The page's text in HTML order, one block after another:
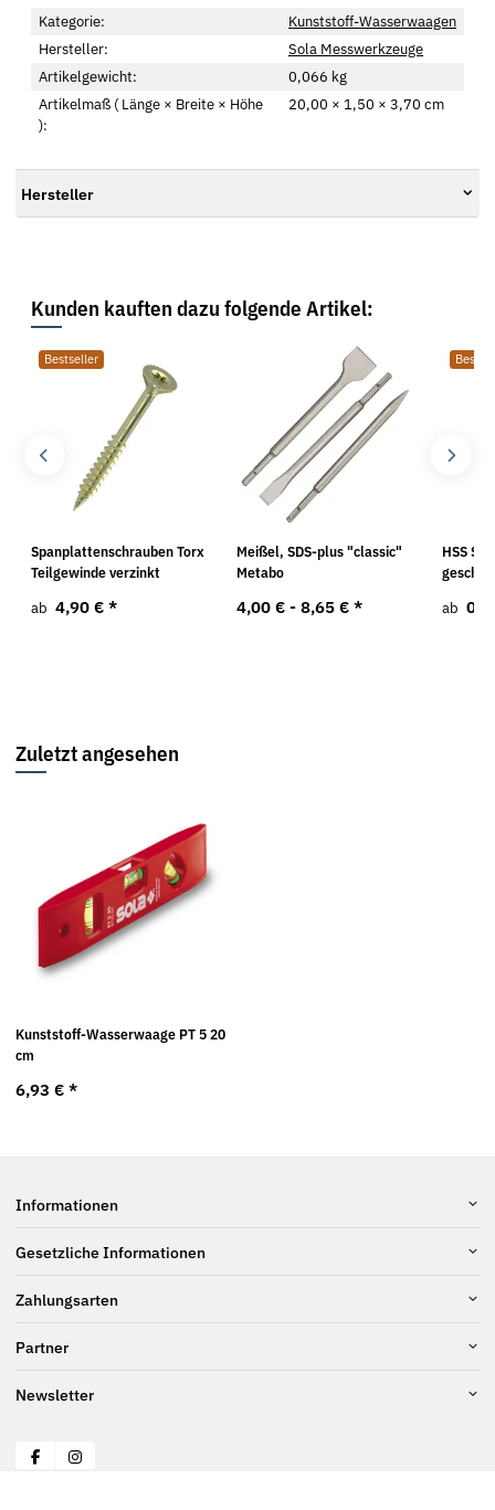
Kategorie:
Kunststoff-Wasserwaagen
Hersteller:
Sola Messwerkzeuge
Artikelgewicht:
0,066 kg
Artikelmaß ( Länge × Breite × Höhe
):
20,00 × 1,50 × 3,70 cm
Hersteller
Kunden kauften dazu folgende Artikel:
Bestseller
Spanplattenschrauben Torx
Teilgewinde verzinkt
ab 4,90 € *
Meißel, SDS-plus "classic"
Metabo
4,00 € - 8,65 € *
HSS
ab
Zuletzt angesehen
Kunststoff-Wasserwaage PT 5 20
cm
6,93 € *
Informationen
Gesetzliche Informationen
Zahlungsarten
Partner
Newsletter